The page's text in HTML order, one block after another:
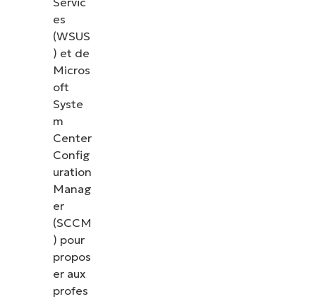
es
(WSUS
) et de
Micros
oft
Syste
m
Center
Config
uration
Manag
er
(SCCM
) pour
propos
er aux
profes